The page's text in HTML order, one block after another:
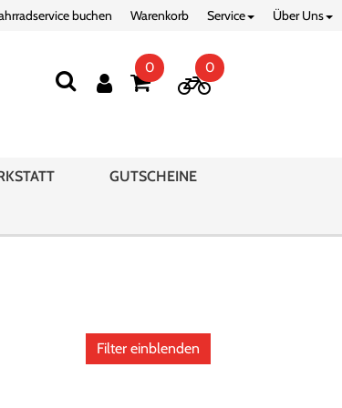
buchen Warenkorb Service Über Uns
0 0
GUTSCHEINE
Filter einblenden